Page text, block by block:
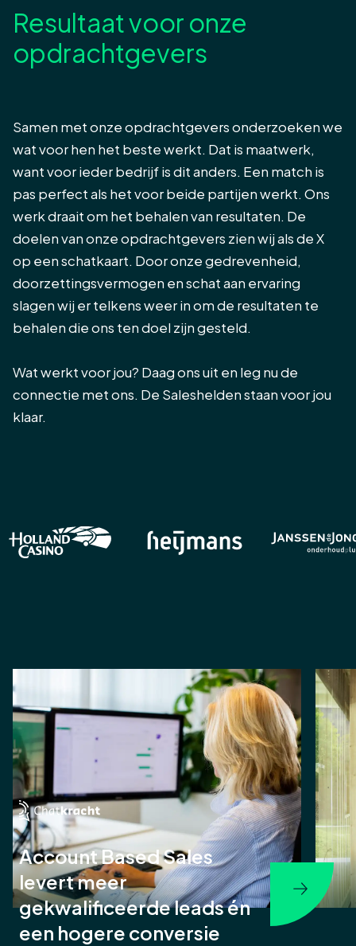
Resultaat voor onze
opdrachtgevers
Samen met onze opdrachtgevers onderzoeken we
wat voor hen het beste werkt. Dat is maatwerk,
want voor ieder bedrijf is dit anders. Een match is
pas perfect als het voor beide partijen werkt. Ons
werk draait om het behalen van resultaten. De
doelen van onze opdrachtgevers zien wij als de X
op een schatkaart. Door onze gedrevenheid,
doorzettingsvermogen en schat aan ervaring
slagen wij er telkens weer in om de resultaten te
behalen die ons ten doel zijn gesteld.
Wat werkt voor jou? Daag ons uit en leg nu de
connectie met ons. De Saleshelden staan voor jou
klaar.
Account Based Sales
levert meer
gekwalificeerde leads én
een hogere conversie